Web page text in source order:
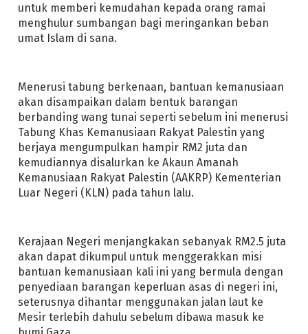
untuk memberi kemudahan kepada orang ramai
menghulur sumbangan bagi meringankan beban
umat Islam di sana.
Menerusi tabung berkenaan, bantuan kemanusiaan
akan disampaikan dalam bentuk barangan
berbanding wang tunai seperti sebelum ini menerusi
Tabung Khas Kemanusiaan Rakyat Palestin yang
berjaya mengumpulkan hampir RM2 juta dan
kemudiannya disalurkan ke Akaun Amanah
Kemanusiaan Rakyat Palestin (AAKRP) Kementerian
Luar Negeri (KLN) pada tahun lalu.
Kerajaan Negeri menjangkakan sebanyak RM2.5 juta
akan dapat dikumpul untuk menggerakkan misi
bantuan kemanusiaan kali ini yang bermula dengan
penyediaan barangan keperluan asas di negeri ini,
seterusnya dihantar menggunakan jalan laut ke
Mesir terlebih dahulu sebelum dibawa masuk ke